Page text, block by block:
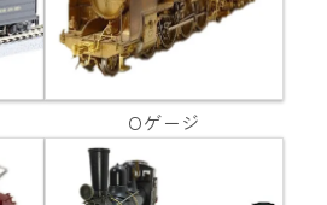
Oゲージ